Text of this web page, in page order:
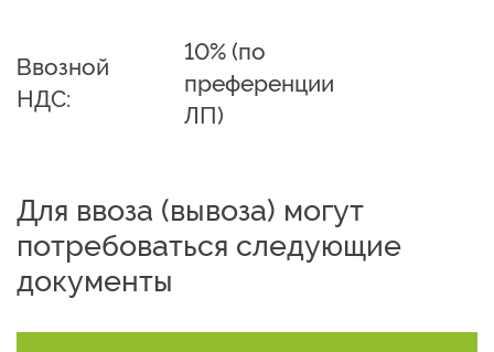
Ввозной
НДС:
10% (по
преференции
ЛП)
Для ввоза (вывоза) могут
потребоваться следующие
документы